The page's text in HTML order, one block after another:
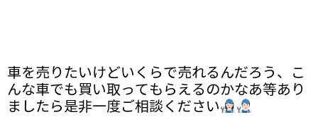
車を売りたいけどいくらで売れるんだろう、こ
んな車でも買い取ってもらえるのかなあ等あり
ましたら是非一度ご相談ください